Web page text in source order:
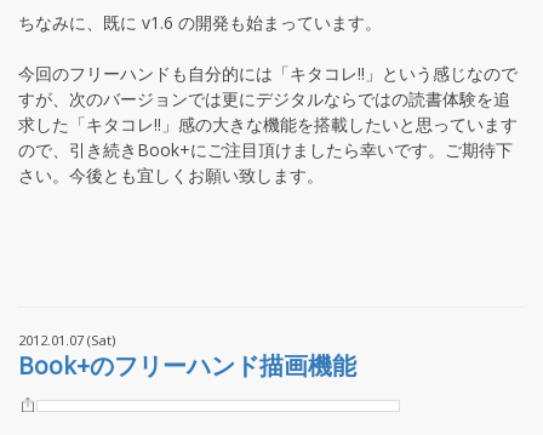
ちなみに、既に v1.6 の開発も始まっています。
今回のフリーハンドも自分的には「キタコレ!!」という感じなので
すが、次のバージョンでは更にデジタルならではの読書体験を追
求した「キタコレ!!」感の大きな機能を搭載したいと思っています
ので、引き続きBook+にご注目頂けましたら幸いです。ご期待下
さい。今後とも宜しくお願い致します。
2012.01.07 (Sat)
Book+のフリーハンド描画機能